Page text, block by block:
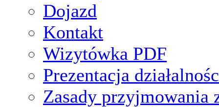
Dojazd
Kontakt
Wizytówka PDF
Prezentacja
Zasady przyjmowania